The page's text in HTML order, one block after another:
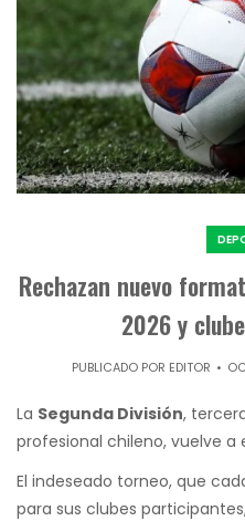
Rechazan nuevo
2026 y
PUBLICADO POR EDITOR
La Segunda División,
profesional chileno, vuelve a
El indeseado torneo, que
para sus clubes